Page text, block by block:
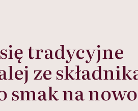
tradycyjne
ze
smak na